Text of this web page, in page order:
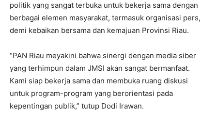
politik yang sangat terbuka untuk bekerja sama dengan
berbagai elemen masyarakat, termasuk organisasi pers,
demi kebaikan bersama dan kemajuan Provinsi Riau.
“PAN Riau meyakini bahwa sinergi dengan media siber
yang terhimpun dalam JMSI akan sangat bermanfaat.
Kami siap bekerja sama dan membuka ruang diskusi
untuk program-program yang berorientasi pada
kepentingan publik,” tutup Dodi Irawan.